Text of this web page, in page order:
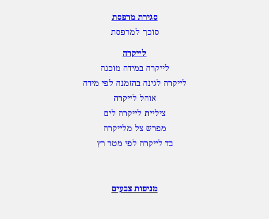
סגירת מרפסת
סוכך למרפסת
לייקרה
לייקרה במידה מוכנה
לייקרה לגינה בהזמנה לפי מידה
אוהל לייקרה
ציליית לייקרה לים
מפרש צל מלייקרה
בד לייקרה לפי מטר רץ
מניפות צבעים